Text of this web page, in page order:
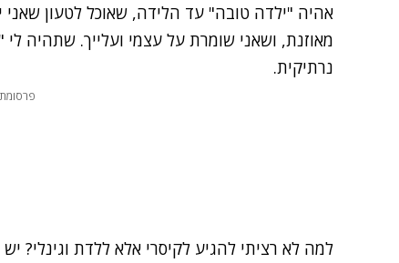
אהיה "ילדה טובה" עד הלידה, שאוכל לטעון
מאוזנת, ושאני שומרת על עצמי ועלייך. שתהיה
נרתיקית.
פרסומת
למה לא רציתי להגיע לקיסרי אלא ללדת וגינלי?